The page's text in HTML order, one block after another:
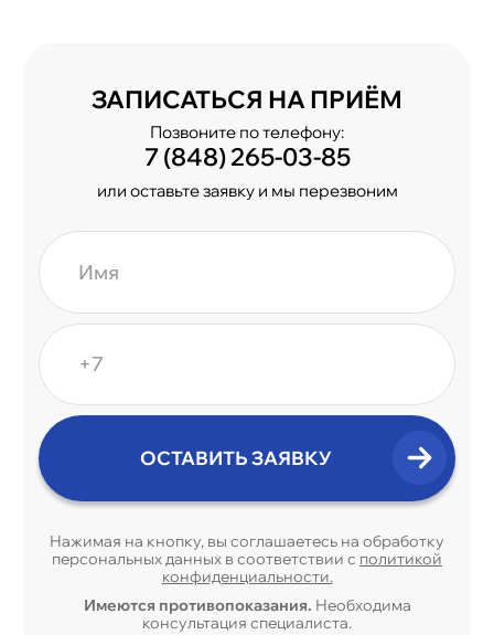
ЗАПИСАТЬСЯ НА ПРИЁМ
Позвоните по телефону:
7 (848) 265-03-85
или оставьте заявку и мы перезвоним
Нажимая на кнопку, вы соглашаетесь на обработку
персональных данных в соответствии с политикой
конфиденциальности.
Имеются противопоказания. Необходима
консультация специалиста.